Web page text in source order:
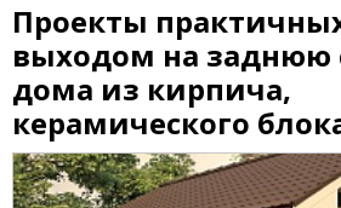
Проекты
выходом на заднюю
дома из кирпича,
керамического